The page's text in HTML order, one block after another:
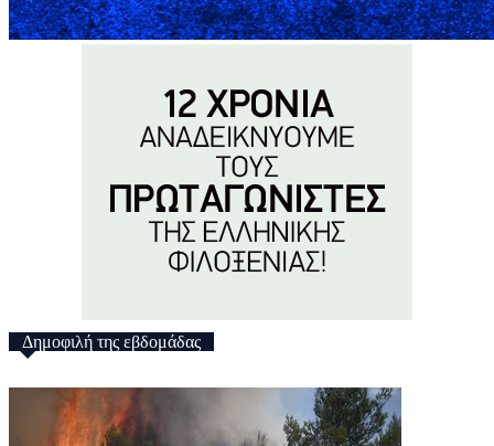
Δημοφιλή της εβδομάδας